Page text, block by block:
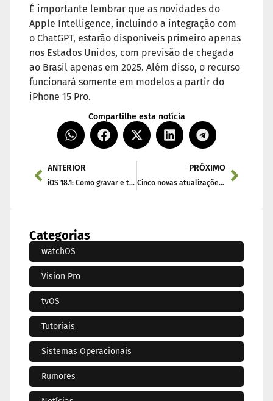
É importante lembrar que as novidades do
Apple Intelligence, incluindo a integração com
o ChatGPT, estarão disponíveis primeiro apenas
nos Estados Unidos, com previsão de chegada
ao Brasil apenas em 2025. Além disso, o recurso
funcionará somente em modelos a partir do
iPhone 15 Pro.
Compartilhe esta notícia
ANTERIOR
iOS 18.1: Como gravar e transcrever chamadas telefônicas
PRÓXIMO
Cinco novas atualizações do iPad mini 7 que você pode ter perdido
Categorias
watchOS
Vision Pro
tvOS
Tutoriais
Sistemas Operacionais
Rumores